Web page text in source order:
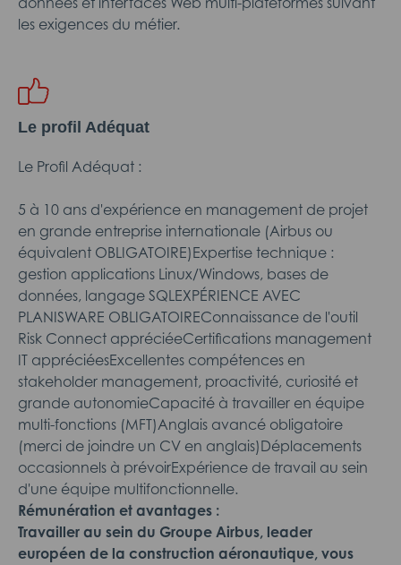
les exigences du métier.
Le profil Adéquat
Le Profil Adéquat :
5 à 10 ans d'expérience en management de projet
en grande entreprise internationale (Airbus ou
équivalent OBLIGATOIRE)Expertise technique :
gestion applications Linux/Windows, bases de
données, langage SQLEXPÉRIENCE AVEC
PLANISWARE OBLIGATOIREConnaissance de l'outil
Risk Connect appréciéeCertifications management
IT appréciéesExcellentes compétences en
stakeholder management, proactivité, curiosité et
grande autonomieCapacité à travailler en équipe
multi-fonctions (MFT)Anglais avancé obligatoire
(merci de joindre un CV en anglais)Déplacements
occasionnels à prévoirExpérience de travail au sein
d'une équipe multifonctionnelle.
Rémunération et avantages :
Travailler au sein du Groupe Airbus, leader
européen de la construction aéronautique, vous